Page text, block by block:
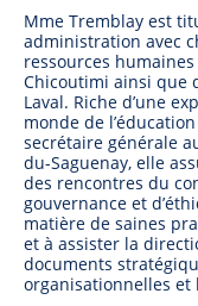
Mme Tremblay est
administration avec
ressources
Chicoutimi ainsi que
Laval. Riche d’une
monde de
secrétaire générale
du-Saguenay, elle
des rencontres du
gouvernance et
matière de saines
et à assister la
documents
organisationnelles